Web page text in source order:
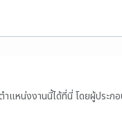
หน่งงานนี้ได้ที่นี่ โดยผู้ประก